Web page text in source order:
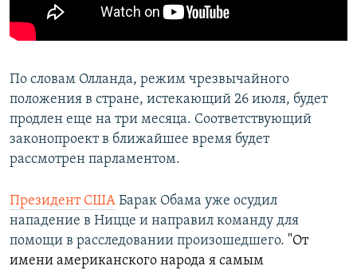
По словам Олланда, режим чрезвычайного
положения в стране, истекающий 26 июля, будет
продлен еще на три месяца. Соответствующий
законопроект в ближайшее время будет
рассмотрен парламентом.
Президент США Барак Обама уже осудил
нападение в Ницце и направил команду для
помощи в расследовании произошедшего. "От
имени американского народа я самым